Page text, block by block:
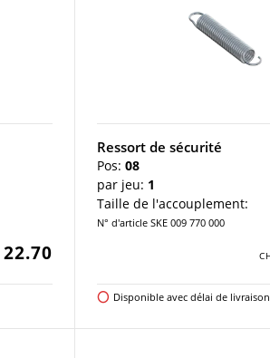
22.70
Ressort de sécurité
Pos: 08
par jeu: 1
Taille de l'accouplement:
N° d'article SKE 009 770 000
Disponible avec délai de livraison